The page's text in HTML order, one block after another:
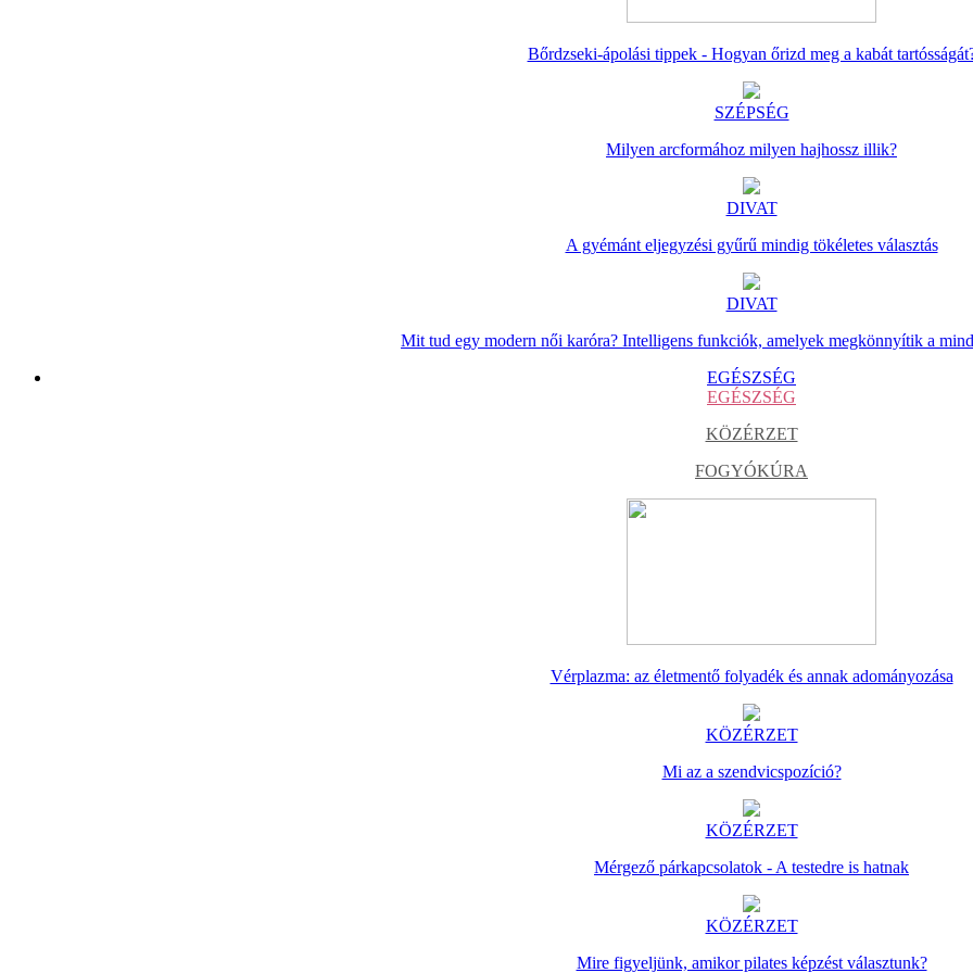
Bőrdzseki-ápolási tippek - Hogyan őrizd meg a kabát
SZÉPSÉG
Milyen arcformához milyen hajhossz illik?
DIVAT
A gyémánt eljegyzési gyűrű mindig tökéletes választás
DIVAT
Mit tud egy modern női karóra? Intelligens funkciók, amelyek megkönnyítik a
EGÉSZSÉG
EGÉSZSÉG
KÖZÉRZET
FOGYÓKÚRA
Vérplazma: az életmentő folyadék és annak adományozása
KÖZÉRZET
Mi az a szendvicspozíció?
KÖZÉRZET
Mérgező párkapcsolatok - A testedre is hatnak
KÖZÉRZET
Mire figyeljünk, amikor pilates képzést választunk?